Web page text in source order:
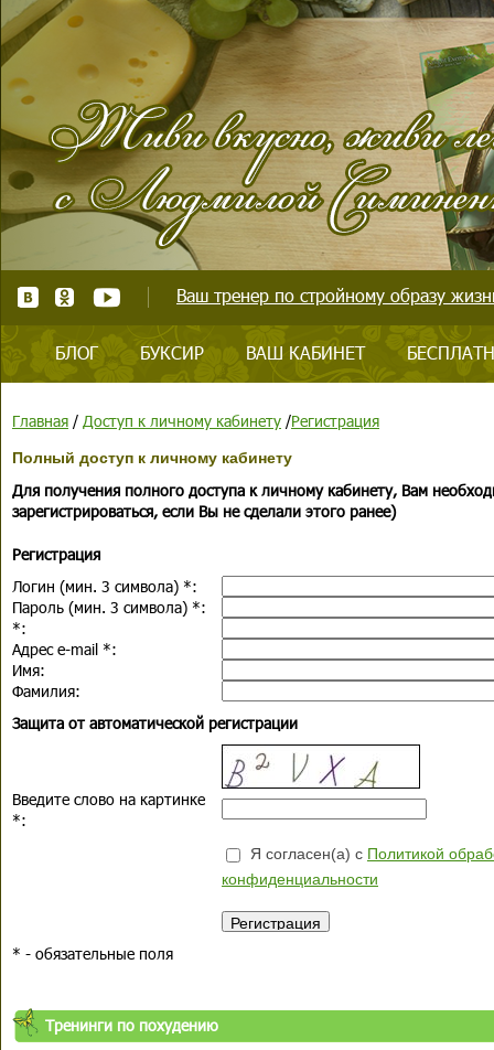
Ваш тренер по стройному образу
БЛОГ БУКСИР ВАШ КАБИНЕТ
Главная / Доступ к личному кабинету /Регистрация
Полный доступ к личному кабинету
Для получения полного доступа к личному кабинету, Вам
зарегистрироваться, если Вы не сделали этого ранее)
Регистрация
Логин (мин. 3 символа) *:
Пароль (мин. 3 символа) *:
*:
Адрес e-mail *:
Имя:
Фамилия:
Защита от автоматической регистрации
Введите слово на картинке
*:
Я согласен(а) с Политикой
конфиденциальности
* - обязательные поля
Тренинги по похудению